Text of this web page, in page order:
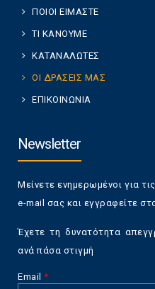
ΠΟΙΟΙ ΕΙΜΑΣΤΕ
ΤΙ ΚΑΝΟΥΜΕ
ΚΑΤΑΝΑΛΩΤΕΣ
ΟΙ ΔΡΑΣΕΙΣ ΜΑΣ
ΕΠΙΚΟΙΝΩΝΙΑ
Newsletter
Μείνετε ενημερωμένοι για
e-mail σας και εγγραφείτε
Έχετε τη δυνατότητα
ανά πάσα στιγμή
Email *